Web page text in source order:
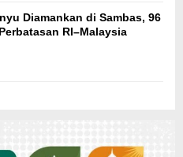
Diamankan di Sambas, 96
RI–Malaysia